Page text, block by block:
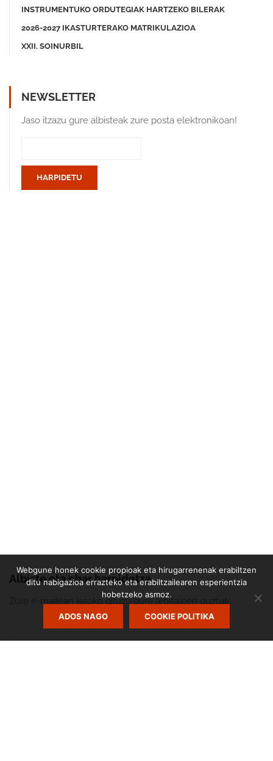
INSTRUMENTUKO ORDUTEGIAK HARTZEKO BILERAK
2026-2027 IKASTURTERAKO MATRIKULAZIOA
XXII. SOINURBIL
NEWSLETTER
Jaso itzazu gure albisteak zure posta elektronikoan!
Albiste eta ohar harpidetza
Zure e-mailean jasoko dituzu gure argitalpen guztiak.
Webgune honek cookie propioak eta hirugarrenenak erabiltzen
ditu nabigazioa errazteko eta erabiltzailearen esperientzia
hobetzeko asmoz.
ADOS NAGO COOKIE POLITIKA